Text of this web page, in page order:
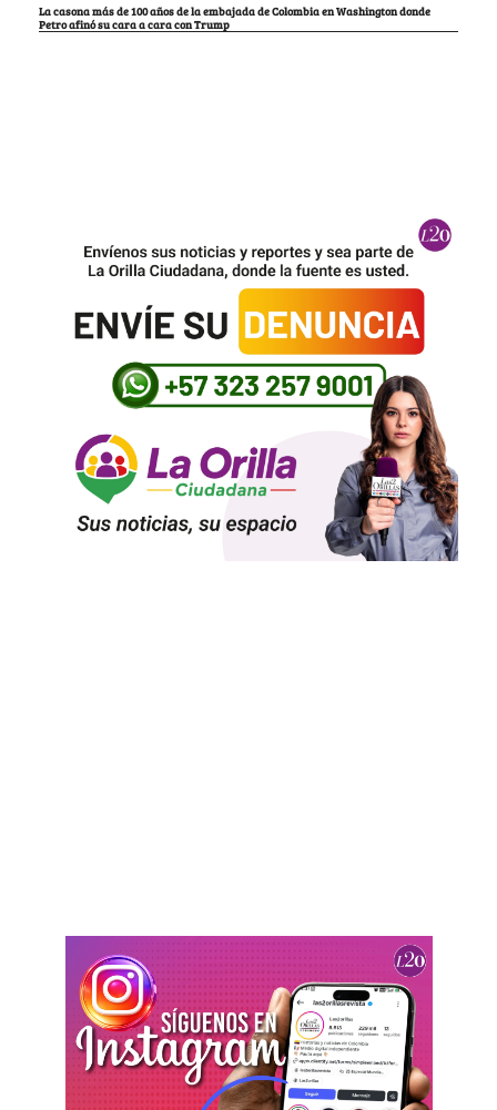
La casona más de 100 años de la embajada de Colombia en Washington donde
Petro afinó su cara a cara con Trump